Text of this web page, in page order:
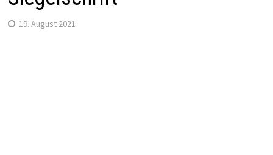
19. August 2021